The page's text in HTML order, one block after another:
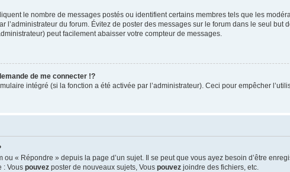
le nombre de messages postés ou identifient certains membres tels que les
l’administrateur du forum. Évitez de poster des messages sur le forum dans le seul but
peut facilement abaisser votre compteur de messages.
de me connecter !?
intégré (si la fonction a été activée par l’administrateur). Ceci pour empêcher
« Répondre » depuis la page d’un sujet. Il se peut que vous ayez besoin d’être
: Vous pouvez poster de nouveaux sujets, Vous pouvez joindre des fichiers, etc.